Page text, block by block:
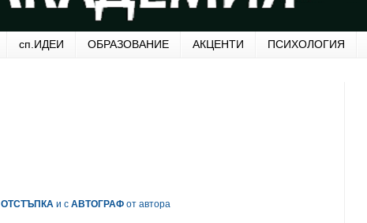
сп.ИДЕИ ОБРАЗОВАНИЕ АКЦЕНТИ ПСИХОЛОГИЯ
ОТСТЪПКА и с АВТОГРАФ от автора